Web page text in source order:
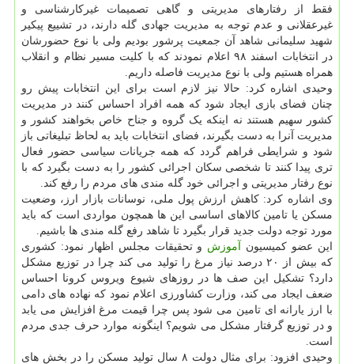
فقط از رفتارهای مدیریتی و گاهی تصمیمات غیرکارشناسی و
غیرعقلانی و عدم توجه به مدیریت جهادی گله دارند، در تشییع پیکیر
شهید سلیمانی شاهد آن جمعیت پرشور بودیم ولی با نوع حضورشان
در انتخابات اسفند ۹۸ اعلام نمودند که با کلیت مسیر نظام و انقلاب
همراه هستیم ولی با نوع مدیریت فاصله داریم.
وحیدی اشاره کرد: حالا نیز لازم است برای این انتخابات پیش رو
چنان فضای بازی ایجاد شود که همه افراد احساس کنند در مدیریت
کشور سهیم هستند نه اینکه یک گروه و جناح خاص بخواهند کشور و
مدیریت آنرا به دست بگیرند، فضای انتخابات باید به لحاظ تبلیغاتی باز
شود و شرایطی فراهم گردد که همه جریانات سیاسی حضور فعال
تری پیدا کنند تا شخصی سکان اجرائی کشور را به دست بگیرد که با
نوع رفتار مدیریتی و اجرائی خود گله مندی های مردم را رفع کند.
وی اشاره کرد: کاهش ارزش پول ملی، نوسانات بازار ارز، وضعیت
مسکن یا تامین کالاهای اساسی این ها همچون مواردی است که باید
مورد توجه دولت جدید قرار بگیرد تا شاهد رفع گله مندی ها باشیم.
این عضو کمیسیون آموزش و تحقیقات مجلس اظهار نمود: کشوری
که بیش از ۲۰ درصد نیاز مرغ را تولید می کند چرا در توزیع مشکل
دارد؟ تشکیل این صف ها در روزهای شیوع ویروس کرونا احساس
ضعف ایجاد می کند، وزارت کشاورزی اعلام نمود که نهاده های دامی
با ارز یارانه ای تامین می شود پس چرا قیمت مرغ افزایش می یابد
و در توزیع گرفتار مشکل می شویم؟ اینگونه موارد حرف جدی مردم
است.
وحیدی افزود: برای مثال دولت ۸ سال تولید مسکن را در بخش های